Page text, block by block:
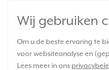
Wij gebruiken
Om u de beste ervaring te
voor websiteanalyse en
Lees meer in ons
handmatige en tijdgestuurde
Front van echt glas. Exclusief
zwart.Meer informatie »